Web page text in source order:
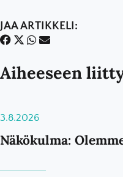
JAA ARTIKKELI:
Aiheeseen
3.8.2026
Näkökulma: